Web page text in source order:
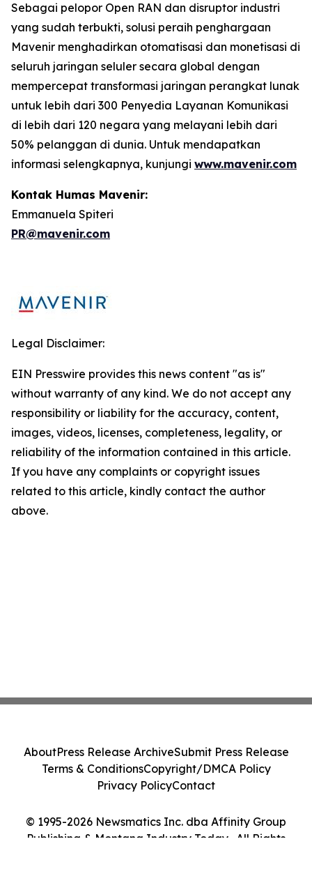
Sebagai pelopor Open RAN dan disruptor industri
yang sudah terbukti, solusi peraih penghargaan
Mavenir menghadirkan otomatisasi dan monetisasi di
seluruh jaringan seluler secara global dengan
mempercepat transformasi jaringan perangkat lunak
untuk lebih dari 300 Penyedia Layanan Komunikasi
di lebih dari 120 negara yang melayani lebih dari
50% pelanggan di dunia. Untuk mendapatkan
informasi selengkapnya, kunjungi www.mavenir.com
Kontak Humas Mavenir:
Emmanuela Spiteri
PR@mavenir.com
Legal Disclaimer:
EIN Presswire provides this news content "as is"
without warranty of any kind. We do not accept any
responsibility or liability for the accuracy, content,
images, videos, licenses, completeness, legality, or
reliability of the information contained in this article.
If you have any complaints or copyright issues
related to this article, kindly contact the author
above.
© 1995-2026 Newsmatics Inc. dba Affinity Group
Publishing & Montana Industry Today . All Rights
AboutPress Release ArchiveSubmit Press Release
Terms & ConditionsCopyright/DMCA Policy
Privacy PolicyContact